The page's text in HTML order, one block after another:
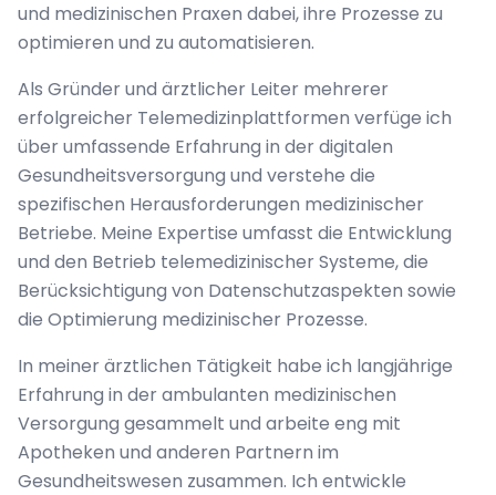
und medizinischen Praxen dabei, ihre Prozesse zu
optimieren und zu automatisieren.
Als Gründer und ärztlicher Leiter mehrerer
erfolgreicher Telemedizinplattformen verfüge ich
über umfassende Erfahrung in der digitalen
Gesundheitsversorgung und verstehe die
spezifischen Herausforderungen medizinischer
Betriebe. Meine Expertise umfasst die Entwicklung
und den Betrieb telemedizinischer Systeme, die
Berücksichtigung von Datenschutzaspekten sowie
die Optimierung medizinischer Prozesse.
In meiner ärztlichen Tätigkeit habe ich langjährige
Erfahrung in der ambulanten medizinischen
Versorgung gesammelt und arbeite eng mit
Apotheken und anderen Partnern im
Gesundheitswesen zusammen. Ich entwickle